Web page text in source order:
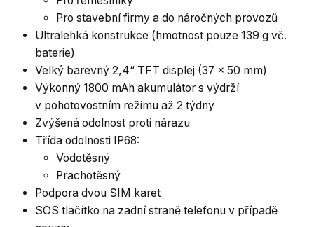
Pro stavební firmy a do náročných provozů
Ultralehká konstrukce (hmotnost pouze 139 g vč.
baterie)
Velký barevný 2,4“ TFT displej (37 × 50 mm)
Výkonný 1800 mAh akumulátor s výdrží
v pohotovostním režimu až 2 týdny
Zvýšená odolnost proti nárazu
Třída odolnosti IP68:
Vodotěsný
Prachotěsný
Podpora dvou SIM karet
SOS tlačítko na zadní straně telefonu v případě